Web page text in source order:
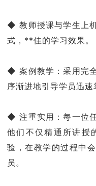
◆ 教师授课与学生上
式，**佳的学习效果。
◆ 案例教学：采用完
序渐进地引导学员迅速
◆ 注重实用：每一位
他们不仅精通所讲授
验，在教学的过程中
员。